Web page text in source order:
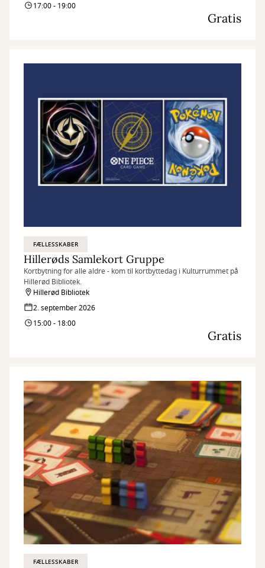
17:00 - 19:00
Gratis
FÆLLESSKABER
Hillerøds Samlekort Gruppe
Kortbytning for alle aldre - kom til kortbyttedag i Kulturrummet på
Hillerød Bibliotek.
Hillerød Bibliotek
2. september 2026
15:00 - 18:00
Gratis
FÆLLESSKABER